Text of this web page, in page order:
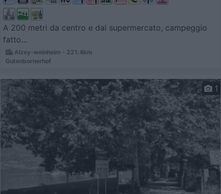
A 200 metri da centro e dal supermercato, campeggio
fatto...
Alzey-weinheim - 221.4km
Gutenbornerhof
1